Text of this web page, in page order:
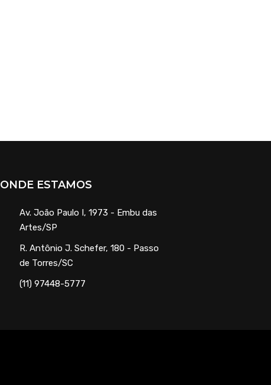
ONDE ESTAMOS
Av. João Paulo I, 1973 - Embu das
Artes/SP
R. Antônio J. Schefer, 180 - Passo
de Torres/SC
(11) 97448-5777